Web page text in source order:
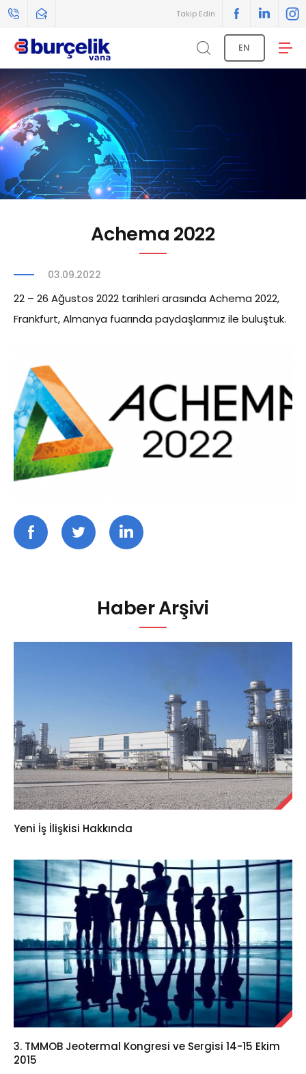
Takip Edin
EN
Achema 2022
03.09.2022
22 – 26 Ağustos 2022 tarihleri arasında Achema 2022,
Frankfurt, Almanya fuarında paydaşlarımız ile buluştuk.
Haber Arşivi
Yeni İş İlişkisi Hakkında
3. TMMOB Jeotermal Kongresi ve Sergisi 14-15 Ekim
2015